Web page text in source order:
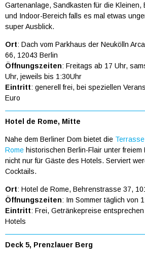
Gartenanlage, Sandkasten für die Kleinen,
und Indoor-Bereich falls es mal etwas
super Ausblick.
Ort: Dach vom Parkhaus der Neukölln
66, 12043 Berlin
Öffnungszeiten: Freitags ab 17 Uhr,
Uhr, jeweils bis 1:30Uhr
Eintritt: generell frei, bei speziellen
Euro
Hotel de Rome, Mitte
Nahe dem Berliner Dom bietet die
Rome historischen Berlin-Flair unter freiem
nicht nur für Gäste des Hotels. Serviert
Cocktails.
Ort: Hotel de Rome, Behrenstrasse 37,
Öffnungszeiten: Im Sommer täglich von
Eintritt: Frei, Getränkepreise
Hotels
Deck 5, Prenzlauer Berg